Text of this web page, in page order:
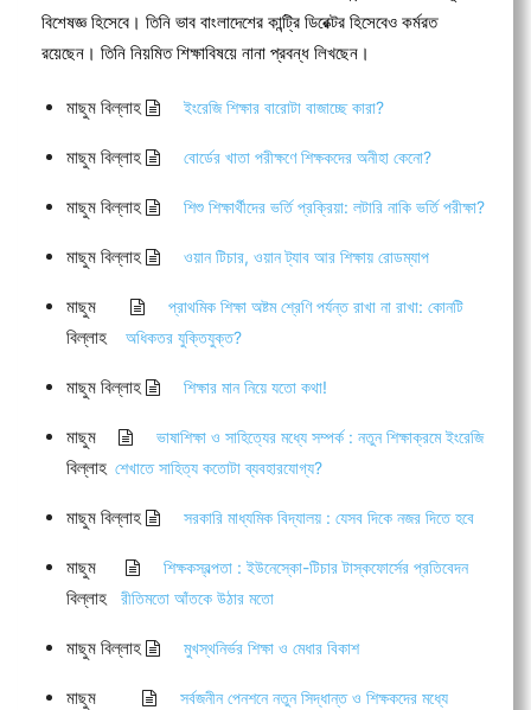
বিশেষজ্ঞ হিসেবে। তিনি ভাব বাংলাদেশের কান্ট্রি ডিরেক্টর হিসেবেও কর্মরত
রয়েছেন। তিনি নিয়মিত শিক্ষাবিষয়ে নানা প্রবন্ধ লিখছেন।
মাছুম বিল্লাহ ইংরেজি শিক্ষার বারোটা বাজাচ্ছে কারা?
মাছুম বিল্লাহ বোর্ডের খাতা পরীক্ষণে শিক্ষকদের অনীহা কেনো?
মাছুম বিল্লাহ শিশু শিক্ষার্থীদের ভর্তি প্রক্রিয়া: লটারি নাকি ভর্তি পরীক্ষা?
মাছুম বিল্লাহ ওয়ান টিচার, ওয়ান ট্যাব আর শিক্ষায় রোডম্যাপ
মাছুম
বিল্লাহ
প্রাথমিক শিক্ষা অষ্টম শ্রেণি পর্যন্ত রাখা না রাখা: কোনটি
অধিকতর যুক্তিযুক্ত?
মাছুম বিল্লাহ শিক্ষার মান নিয়ে যতো কথা!
মাছুম
বিল্লাহ
ভাষাশিক্ষা ও সাহিত্যের মধ্যে সম্পর্ক : নতুন শিক্ষাক্রমে ইংরেজি
শেখাতে সাহিত্য কতোটা ব্যবহারযোগ্য?
মাছুম বিল্লাহ সরকারি মাধ্যমিক বিদ্যালয় : যেসব দিকে নজর দিতে হবে
মাছুম
বিল্লাহ
শিক্ষকস্বল্পতা : ইউনেস্কো-টিচার টাস্কফোর্সের প্রতিবেদন
রীতিমতো আঁতকে উঠার মতো
মাছুম বিল্লাহ মুখস্থনির্ভর শিক্ষা ও মেধার বিকাশ
মাছুম
সর্বজনীন পেনশনে নতুন সিদ্ধান্ত ও শিক্ষকদের মধ্যে